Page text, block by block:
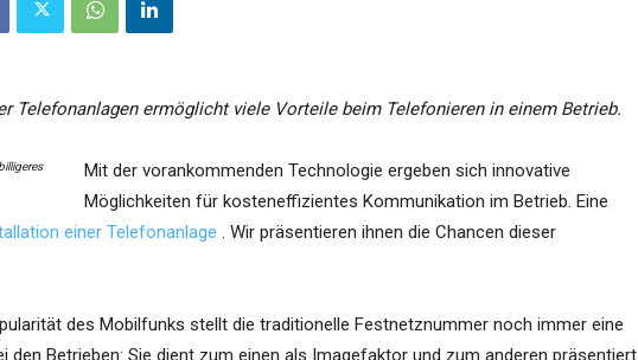
Telefonanlagen ermöglicht viele Vorteile beim Telefonieren in einem Betrieb.
Mit der vorankommenden Technologie ergeben sich innovative
Möglichkeiten für kosteneffizientes Kommunikation im Betrieb. Eine
einer Telefonanlage . Wir präsentieren ihnen die Chancen dieser
des Mobilfunks stellt die traditionelle Festnetznummer noch immer eine
den Betrieben: Sie dient zum einen als Imagefaktor und zum anderen präsentiert